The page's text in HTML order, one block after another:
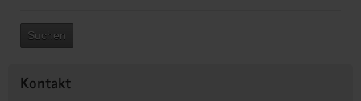
Suchen
Kontakt